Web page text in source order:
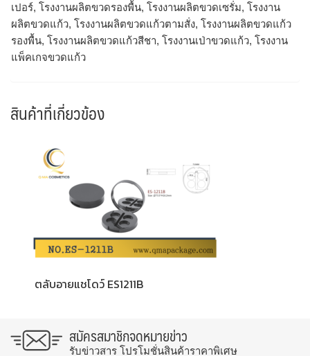
เปอร์, โรงงานผลิตขวดรองพื้น, โรงงานผลิตขวดเซรั่ม, โรงงาน
ผลิตขวดแก้ว, โรงงานผลิตขวดแก้วตามสั่ง, โรงงานผลิตขวดแก้ว
รองพื้น, โรงงานผลิตขวดแก้วสีชา, โรงงานเป่าขวดแก้ว, โรงงาน
แพ็คเกจขวดแก้ว
สินค้าที่เกี่ยวข้อง
ตลับอายแชโดว์ ES1211B
สมัครสมาชิกจดหมายข่าว
รับข่าวสาร โปรโมชั่นสินค้าราคาพิเศษ